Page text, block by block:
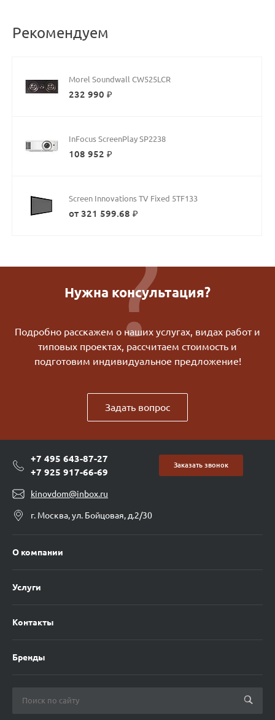
Рекомендуем
Morel Soundwall CW525LCR
232 990 ₽
InFocus ScreenPlay SP2238
108 952 ₽
Screen Innovations TV Fixed 5TF133
от 321 599.68 ₽
Нужна консультация?
Подробно расскажем о наших услугах, видах работ и
типовых проектах, рассчитаем стоимость и
подготовим индивидуальное предложение!
Задать вопрос
+7 495 643-87-27
+7 925 917-66-69
Заказать звонок
kinovdom@inbox.ru
г. Москва, ул. Бойцовая, д.2/30
О компании
Услуги
Контакты
Бренды